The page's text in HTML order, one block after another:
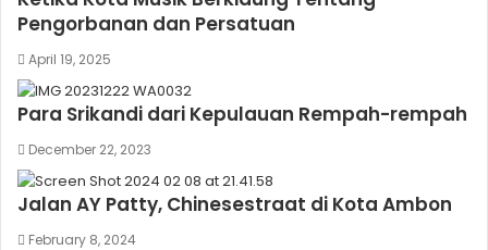
Pengorbanan dan Persatuan
April 19, 2025
Para Srikandi dari Kepulauan Rempah-rempah
December 22, 2023
Jalan AY Patty, Chinesestraat di Kota Ambon
February 8, 2024